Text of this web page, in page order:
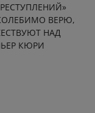
ВЕРЮ,
НАД
КЮРИ